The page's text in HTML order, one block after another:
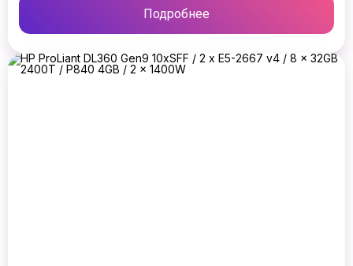
Подробнее